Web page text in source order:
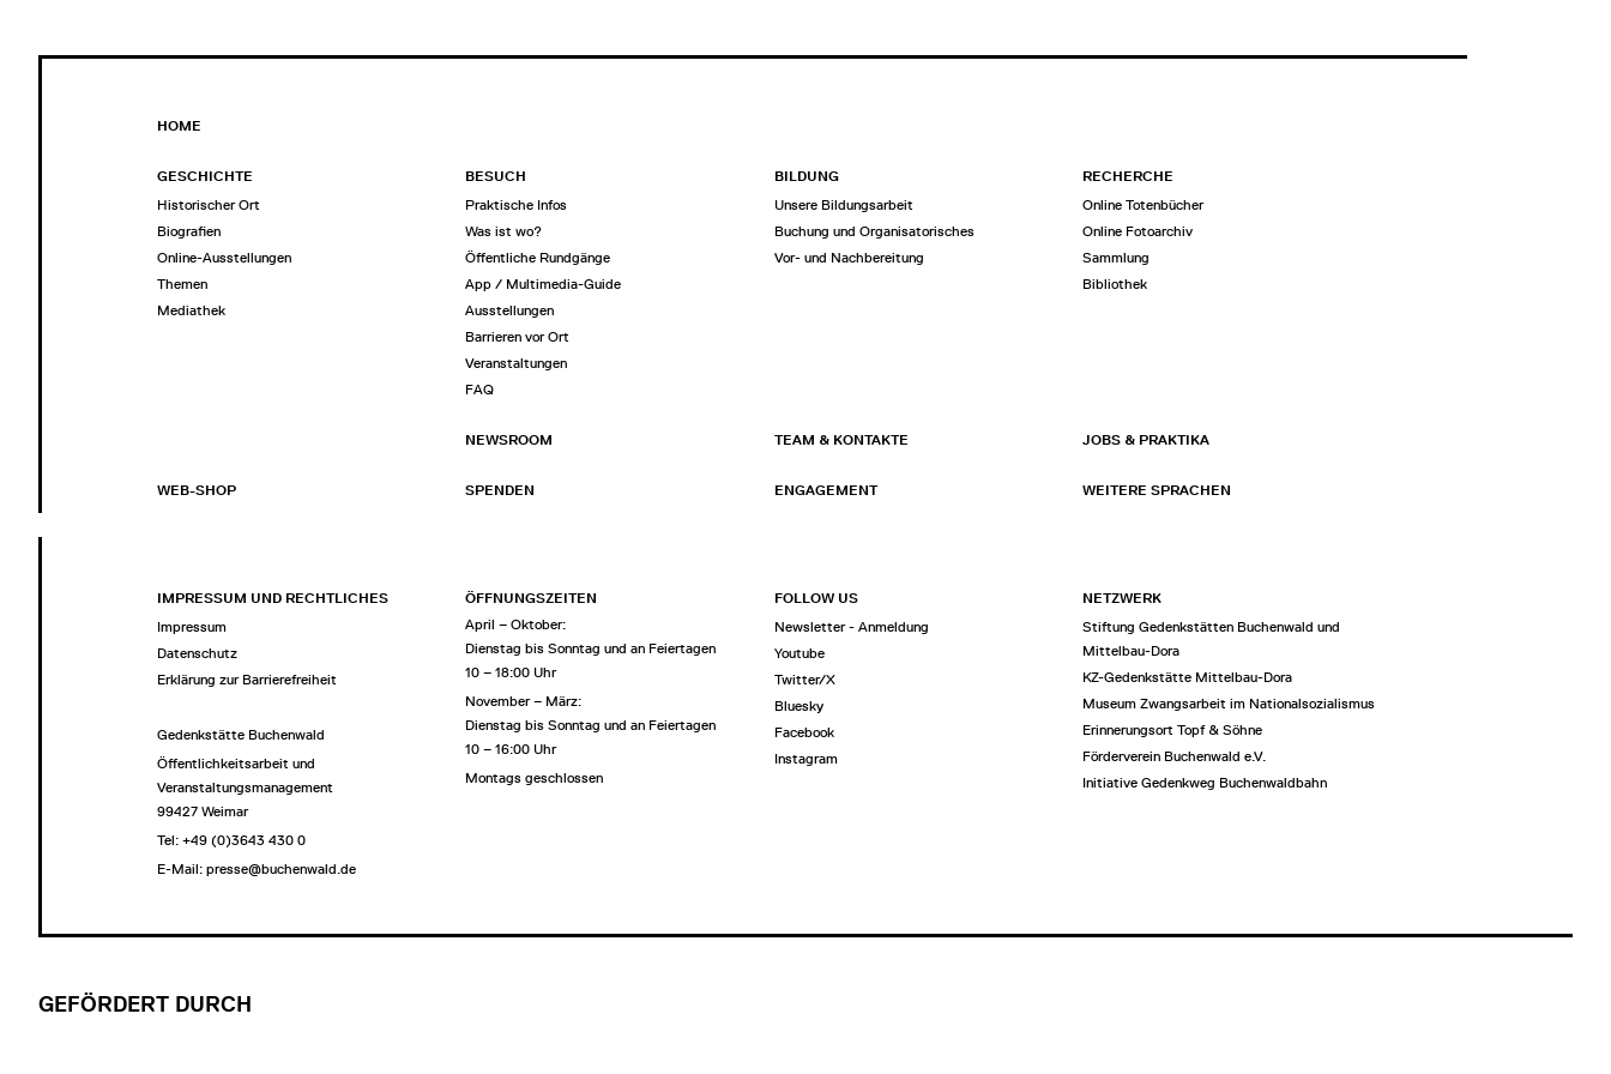
HOME
GESCHICHTE
Historischer Ort
Biografien
Online-Ausstellungen
Themen
Mediathek
BESUCH
Praktische Infos
Was ist wo?
Öffentliche Rundgänge
App / Multimedia-Guide
Ausstellungen
Barrieren vor Ort
Veranstaltungen
FAQ
BILDUNG
Unsere Bildungsarbeit
Buchung und Organisatorisches
Vor- und Nachbereitung
RECHERCHE
Online Totenbücher
Online Fotoarchiv
Sammlung
Bibliothek
NEWSROOM TEAM & KONTAKTE JOBS & PRAKTIKA
WEB-SHOP SPENDEN ENGAGEMENT WEITERE SPRACHEN
IMPRESSUM UND RECHTLICHES
Impressum
Datenschutz
Erklärung zur Barrierefreiheit
Gedenkstätte Buchenwald
Öffentlichkeitsarbeit und
Veranstaltungsmanagement
99427 Weimar
Tel: +49 (0)3643 430 0
E-Mail: presse@buchenwald.de
ÖFFNUNGSZEITEN
April – Oktober:
Dienstag bis Sonntag und an Feiertagen
10 – 18:00 Uhr
November – März:
Dienstag bis Sonntag und an Feiertagen
10 – 16:00 Uhr
Montags geschlossen
FOLLOW US
Newsletter - Anmeldung
Youtube
Twitter/X
Bluesky
Facebook
Instagram
NETZWERK
Stiftung Gedenkstätten Buchenwald und
Mittelbau-Dora
KZ-Gedenkstätte Mittelbau-Dora
Museum Zwangsarbeit im Nationalsozialismus
Erinnerungsort Topf & Söhne
Förderverein Buchenwald e.V.
Initiative Gedenkweg Buchenwaldbahn
GEFÖRDERT DURCH